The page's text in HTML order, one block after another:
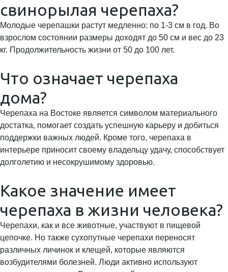
свинорылая черепаха?
Молодые черепашки растут медленно: по 1-3 см в год. Во
взрослом состоянии размеры доходят до 50 см и вес до 23
кг. Продолжительность жизни от 50 до 100 лет.
Что означает черепаха
дома?
Черепаха на Востоке является символом материального
достатка, помогает создать успешную карьеру и добиться
поддержки важных людей. Кроме того, черепаха в
интерьере приносит своему владельцу удачу, способствует
долголетию и несокрушимому здоровью.
Какое значение имеет
черепаха в жизни человека?
Черепахи, как и все животные, участвуют в пищевой
цепочке. Но также сухопутные черепахи переносят
различных личинок и клещей, которые являются
возбудителями болезней. Люди активно используют